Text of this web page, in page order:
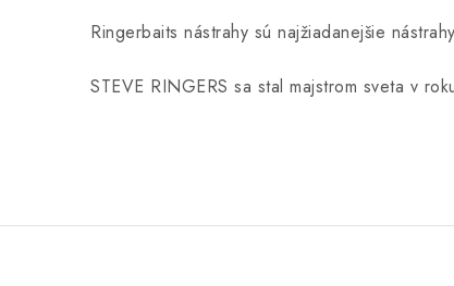
Ringerbaits nástrahy sú najžiadanejšie
STEVE RINGERS sa stal majstrom sveta v